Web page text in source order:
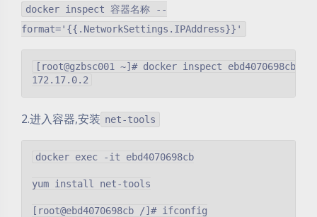
docker inspect 容器名称 --
format='{{.NetworkSettings.IPAddress}}'
[root@gzbsc001 ~]# docker inspect
2.进入容器,安装 net-tools
docker exec -it ebd4070698cb
yum install net-tools
[root@ebd4070698cb /]# ifconfig